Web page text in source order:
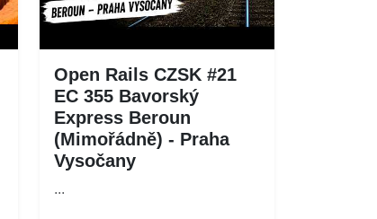
Open Rails CZSK #21
EC 355 Bavorský
Express Beroun
(Mimořádně) - Praha
Vysočany
...